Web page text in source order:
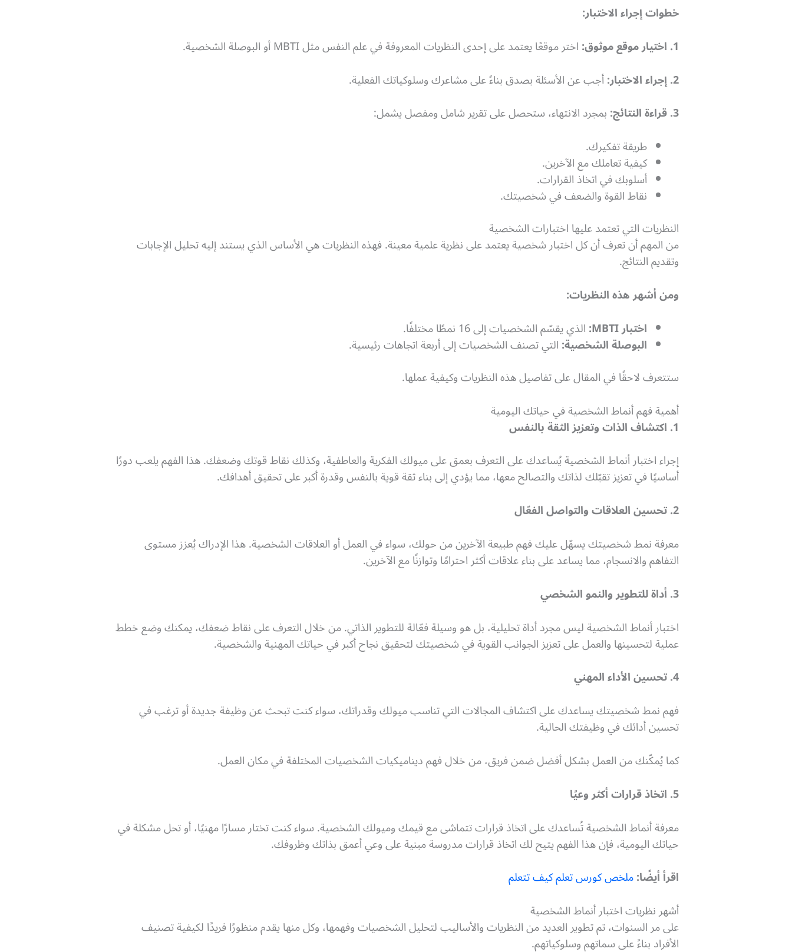
خطوات إجراء الاختبار:
1. اختيار موقع موثوق:
اختر موقعًا يعتمد على إحدى النظريات المعروفة في علم النفس مثل MBTI أو البوصلة الشخصية.
2. إجراء الاختبار:
أجب عن الأسئلة بصدق بناءً على مشاعرك وسلوكياتك الفعلية.
3. قراءة النتائج:
بمجرد الانتهاء، ستحصل على تقرير شامل ومفصل يشمل:
طريقة تفكيرك.
كيفية تعاملك مع الآخرين.
أسلوبك في اتخاذ القرارات.
نقاط القوة والضعف في شخصيتك.
النظريات التي تعتمد عليها اختبارات الشخصية
من المهم أن تعرف أن كل اختبار شخصية يعتمد على نظرية علمية معينة. فهذه النظريات هي الأساس الذي يستند إليه تحليل الإجابات
وتقديم النتائج.
ومن أشهر هذه النظريات:
اختبار MBTI:
الذي يقسّم الشخصيات إلى 16 نمطًا مختلفًا.
البوصلة الشخصية:التي تصنف الشخصيات إلى أربعة اتجاهات رئيسية.
ستتعرف لاحقًا في المقال على تفاصيل هذه النظريات وكيفية عملها.
أهمية فهم أنماط الشخصية في حياتك اليومية
1. اكتشاف الذات وتعزيز الثقة بالنفس
إجراء اختبار أنماط الشخصية يُساعدك على التعرف بعمق على ميولك الفكرية والعاطفية، وكذلك نقاط قوتك وضعفك. هذا الفهم يلعب دورًا
أساسيًا في تعزيز تقبّلك لذاتك والتصالح معها، مما يؤدي إلى بناء ثقة قوية بالنفس وقدرة أكبر على تحقيق أهدافك.
2. تحسين العلاقات والتواصل الفعّال
معرفة نمط شخصيتك يسهّل عليك فهم طبيعة الآخرين من حولك، سواء في العمل أو العلاقات الشخصية. هذا الإدراك يُعزز مستوى
التفاهم والانسجام، مما يساعد على بناء علاقات أكثر احترامًا وتوازنًا مع الآخرين.
3. أداة للتطوير والنمو الشخصي
اختبار أنماط الشخصية ليس مجرد أداة تحليلية، بل هو وسيلة فعّالة للتطوير الذاتي. من خلال التعرف على نقاط ضعفك، يمكنك وضع خطط
عملية لتحسينها والعمل على تعزيز الجوانب القوية في شخصيتك لتحقيق نجاح أكبر في حياتك المهنية والشخصية.
4. تحسين الأداء المهني
فهم نمط شخصيتك يساعدك على اكتشاف المجالات التي تناسب ميولك وقدراتك، سواء كنت تبحث عن وظيفة جديدة أو ترغب في
تحسين أدائك في وظيفتك الحالية.
كما يُمكّنك من العمل بشكل أفضل ضمن فريق، من خلال فهم ديناميكيات الشخصيات المختلفة في مكان العمل.
5. اتخاذ قرارات أكثر وعيًا
معرفة أنماط الشخصية تُساعدك على اتخاذ قرارات تتماشى مع قيمك وميولك الشخصية. سواء كنت تختار مسارًا مهنيًا، أو تحل مشكلة في
حياتك اليومية، فإن هذا الفهم يتيح لك اتخاذ قرارات مدروسة مبنية على وعي أعمق بذاتك وظروفك.
اقرأ أيضًا:ملخص كورس تعلم كيف تتعلم
أشهر نظريات اختبار أنماط الشخصية
على مر السنوات، تم تطوير العديد من النظريات والأساليب لتحليل الشخصيات وفهمها، وكل منها يقدم منظورًا فريدًا لكيفية تصنيف
الأفراد بناءً على سماتهم وسلوكياتهم.